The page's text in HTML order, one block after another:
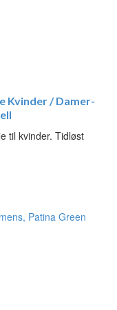
Kvinder / Damer-
til kvinder. Tidløst